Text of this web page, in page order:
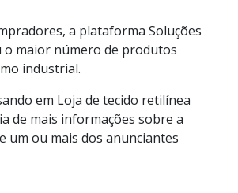
a plataforma Soluções
maior número de produtos
industrial.
em Loja de tecido retilínea
de mais informações sobre a
um ou mais dos anunciantes